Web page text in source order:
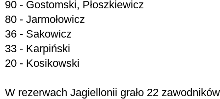
90 - Gostomski, Płoszkiewicz
80 - Jarmołowicz
36 - Sakowicz
33 - Karpiński
20 - Kosikowski
W rezerwach Jagiellonii grało 22